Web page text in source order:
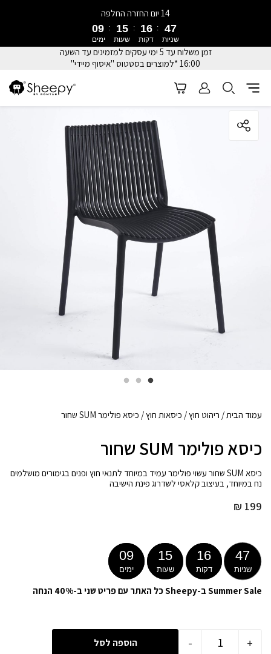
זמן משלוח עד 5 ימי עסקים למזמינים עד השעה
16:00 *למוצרים בסטטוס "איסוף מיידי"
14 יום החזרה החלפה
09
ימים
15
שעות
16
דקות
47
שניות
עמוד הבית/ ריהוט חוץ/ כיסאות חוץ/ כיסא פולימר SUM שחור
כיסא פולימר SUM שחור
כיסא SUM שחור עשוי פולימר עמיד במיוחד לתנאי חוץ ופנים בגימורים מושלמים
נח במיוחד, בעיצוב קלאסי לשדרוג פינת הישיבה
₪ 199
09
ימים
15
שעות
16
דקות
47
שניות
Summer Sale ב-Sheepy כל האתר עם פריט שני ב-40% הנחה
- + הוספה לסל